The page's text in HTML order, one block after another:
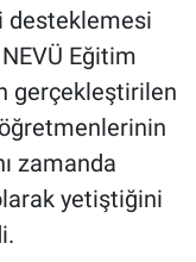
desteklemesi
Eğitim
gerçekleştirilen
zamanda
yetiştiğini